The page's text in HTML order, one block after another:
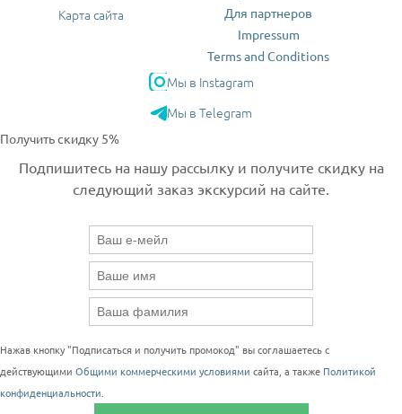
Карта сайта
Для партнеров
Impressum
Terms and Conditions
Мы в Instagram
Мы в Telegram
Получить скидку 5%
Подпишитесь на нашу рассылку и получите скидку на
следующий заказ экскурсий на сайте.
Нажав кнопку "Подписаться и получить промокод" вы соглашаетесь с
действующими Общими коммерческими условиями сайта, а также Политикой
конфиденциальности